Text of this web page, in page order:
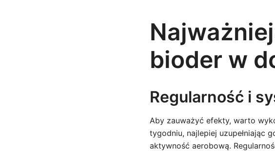
bioder w
Regularność i
Aby zauważyć efekty, warto
tygodniu, najlepiej uzupełniając
aktywność aerobową.